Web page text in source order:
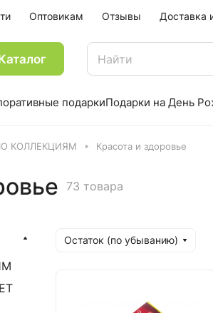
Оптовикам Отзывы Доставка
подаркиПодарки на День
КОЛЛЕКЦИЯМ Красота и здоровье
73 товара
Остаток (по убыванию)